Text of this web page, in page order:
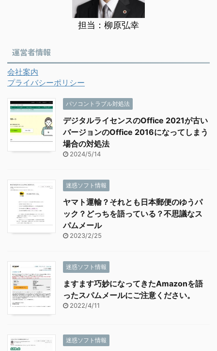
担当：柳原弘幸
運営者情報
会社案内
プライバシーポリシー
パソコントラブル対処法
デジタルライセンスのOffice 2021が古い
バージョンのOffice 2016になってしまう
場合の対処法
2024/5/14
迷惑ソフト情報
ヤマト運輸？それとも日本郵便のゆうパ
ック？どっちを語っている？不思議なス
パムメール
2023/2/25
迷惑ソフト情報
ますます巧妙になってきたAmazonを語
ったスパムメールにご注意ください。
2022/4/11
迷惑ソフト情報